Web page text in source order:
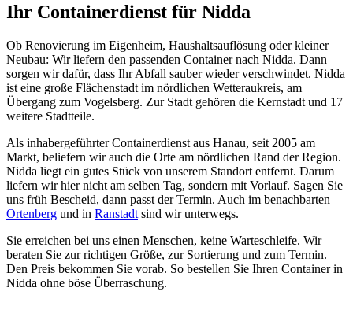
Ihr Containerdienst für Nidda
Ob Renovierung im Eigenheim, Haushaltsauflösung oder kleiner
Neubau: Wir liefern den passenden Container nach Nidda. Dann
sorgen wir dafür, dass Ihr Abfall sauber wieder verschwindet. Nidda
ist eine große Flächenstadt im nördlichen Wetteraukreis, am
Übergang zum Vogelsberg. Zur Stadt gehören die Kernstadt und 17
weitere Stadtteile.
Als inhabergeführter Containerdienst aus Hanau, seit 2005 am
Markt, beliefern wir auch die Orte am nördlichen Rand der Region.
Nidda liegt ein gutes Stück von unserem Standort entfernt. Darum
liefern wir hier nicht am selben Tag, sondern mit Vorlauf. Sagen Sie
uns früh Bescheid, dann passt der Termin. Auch im benachbarten
Ortenberg und in Ranstadt sind wir unterwegs.
Sie erreichen bei uns einen Menschen, keine Warteschleife. Wir
beraten Sie zur richtigen Größe, zur Sortierung und zum Termin.
Den Preis bekommen Sie vorab. So bestellen Sie Ihren Container in
Nidda ohne böse Überraschung.